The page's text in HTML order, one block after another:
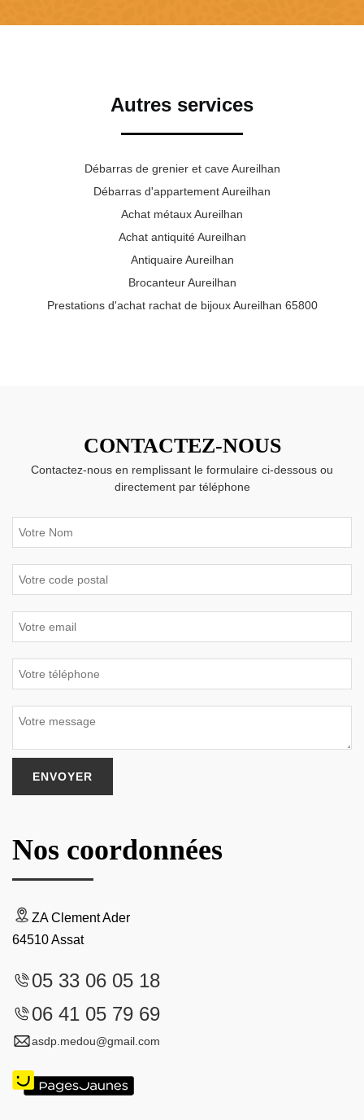
Autres services
Débarras de grenier et cave Aureilhan
Débarras d'appartement Aureilhan
Achat métaux Aureilhan
Achat antiquité Aureilhan
Antiquaire Aureilhan
Brocanteur Aureilhan
Prestations d'achat rachat de bijoux Aureilhan 65800
CONTACTEZ-NOUS
Contactez-nous en remplissant le formulaire ci-dessous ou
directement par téléphone
Nos coordonnées
ZA Clement Ader
64510 Assat
05 33 06 05 18
06 41 05 79 69
asdp.medou@gmail.com